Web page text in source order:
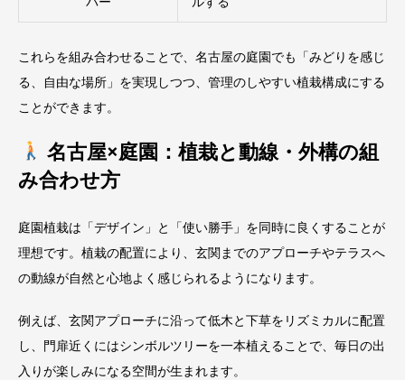
これらを組み合わせることで、名古屋の庭園でも「みどりを感じ
る、自由な場所」を実現しつつ、管理のしやすい植栽構成にする
ことができます。
名古屋×庭園：植栽と動線・外構の組
み合わせ方
庭園植栽は「デザイン」と「使い勝手」を同時に良くすることが
理想です。植栽の配置により、玄関までのアプローチやテラスへ
の動線が自然と心地よく感じられるようになります。
例えば、玄関アプローチに沿って低木と下草をリズミカルに配置
し、門扉近くにはシンボルツリーを一本植えることで、毎日の出
入りが楽しみになる空間が生まれます。